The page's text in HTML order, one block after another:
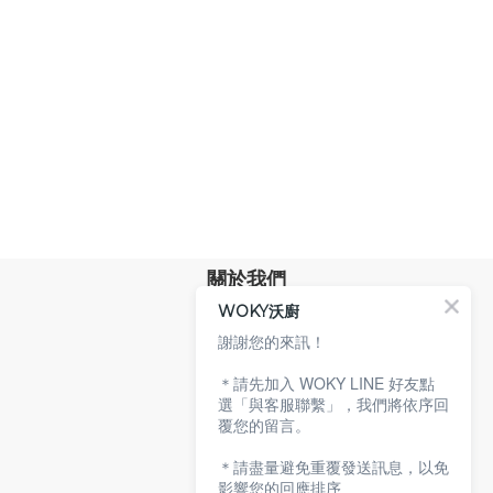
關於我們
品牌故事
專業技術
環保沃廚
顧客服務
服務條款
隱私權政策
WOKY沃廚
謝謝您的來訊！
＊請先加入 WOKY LINE 好友點
選「與客服聯繫」，我們將依序回
覆您的留言。
＊請盡量避免重覆發送訊息，以免
影響您的回應排序